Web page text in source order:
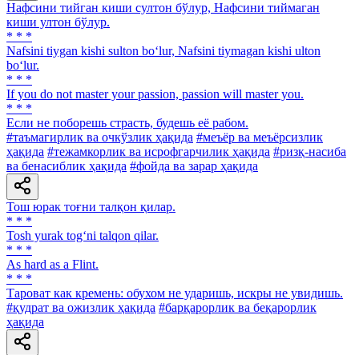
Нафсини тийган киши султон бўлур, Нафсини тиймаган
киши ултон бўлур.
* * *
Nafsini tiygan kishi sulton bo‘lur, Nafsini tiymagan kishi ulton
bo‘lur.
* * *
If you do not master your passion, passion will master you.
* * *
Если не поборешь страсть, будешь её рабом.
#таъмагирлик ва очкўзлик ҳақида #меъёр ва меъёрсизлик
ҳақида #тежамкорлик ва исрофгарчилик ҳақида #ризқ-насиба
ва бенасиблик ҳақида #фойда ва зарар ҳақида
Тош юрак тоғни талқон қилар.
* * *
Tosh yurak tog‘ni talqon qilar.
* * *
As hard as a Flint.
* * *
Тароват как кремень: обухом не ударишь, искры не увидишь.
#қудрат ва ожизлик ҳақида #барқарорлик ва беқарорлик
ҳақида